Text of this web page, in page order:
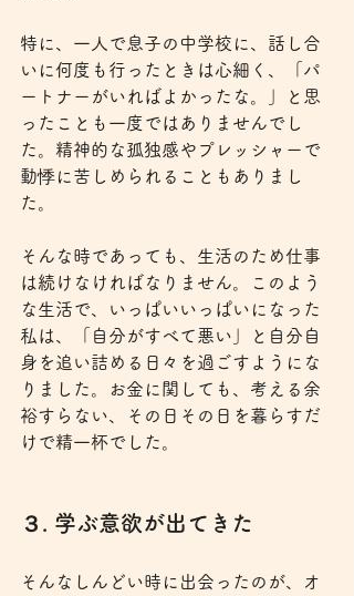
特に、一人で息子の中学校に、話し合
いに何度も行ったときは心細く、「パ
ートナーがいればよかったな。」と思
ったことも一度ではありませんでし
た。精神的な孤独感やプレッシャーで
動悸に苦しめられることもありまし
た。
そんな時であっても、生活のため仕事
は続けなければなりません。このよう
な生活で、いっぱいいっぱいになった
私は、「自分がすべて悪い」と自分自
身を追い詰める日々を過ごすようにな
りました。お金に関しても、考える余
裕すらない、その日その日を暮らすだ
けで精一杯でした。
３. 学ぶ意欲が出てきた
そんなしんどい時に出会ったのが、オ